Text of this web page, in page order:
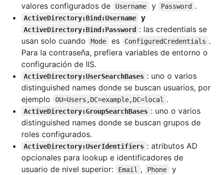
valores configurados de
Username y Password .
ActiveDirectory:Bind:Username y
ActiveDirectory:Bind:Password : las credentials se
usan solo cuando
Mode es ConfiguredCredentials .
Para la contraseña, prefiera variables de entorno o
configuración de IIS.
ActiveDirectory:UserSearchBases : uno o varios
distinguished names donde se buscan usuarios, por
ejemplo
OU=Users,DC=example,DC=local .
ActiveDirectory:GroupSearchBases : uno o varios
distinguished names donde se buscan grupos de
roles configurados.
ActiveDirectory:UserIdentifiers : atributos AD
opcionales para lookup e identificadores de
usuario de nivel superior:
Email , Phone y